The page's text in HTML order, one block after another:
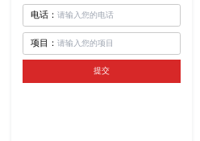
电话：
项目：
提交